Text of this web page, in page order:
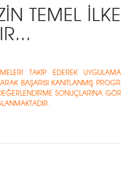
TEMEL
TAKİP EDEREK
BAŞARISI KANITLANMIŞ
SONUÇLARINA